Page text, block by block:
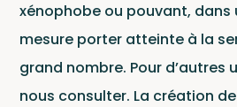
xénophobe ou pouvant, dans
mesure porter atteinte à la
grand nombre. Pour d’autres
nous consulter. La création